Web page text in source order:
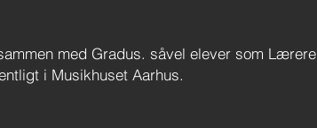
med Gradus. såvel elever som Lærere
i Musikhuset Aarhus.